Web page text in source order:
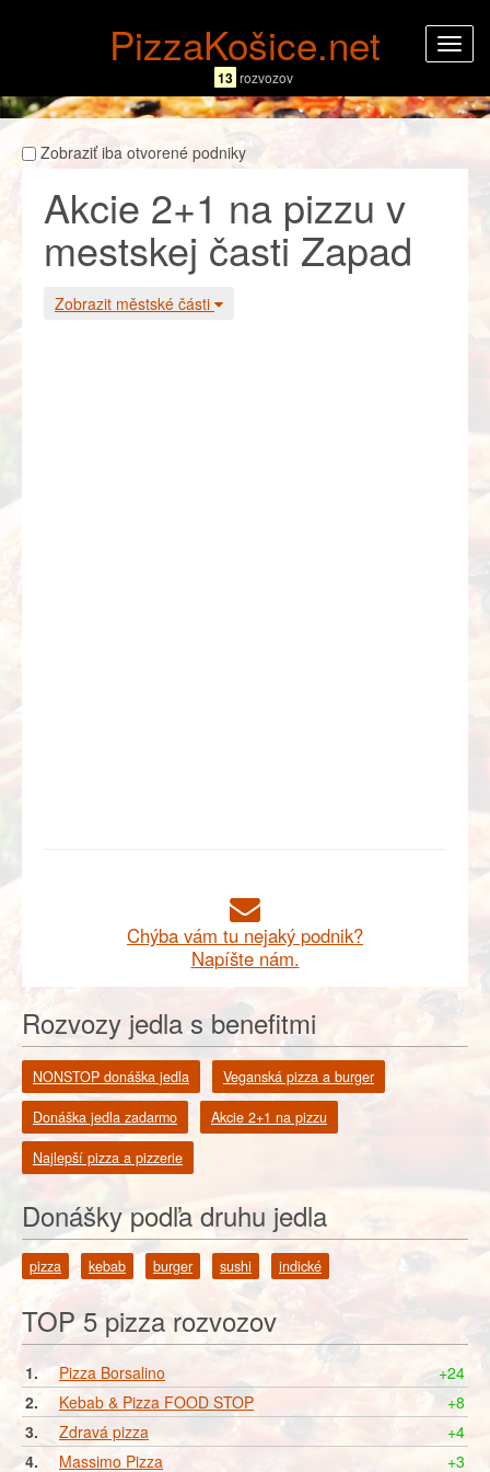
PizzaKošice.net
13 rozvozov
Zobraziť iba otvorené podniky
Akcie 2+1 na pizzu v
mestskej časti Zapad
Zobrazit městské části
Chýba vám tu nejaký podnik?
Napíšte nám.
Rozvozy jedla s benefitmi
NONSTOP donáška jedla Veganská pizza a burger
Donáška jedla zadarmo Akcie 2+1 na pizzu
Najlepší pizza a pizzerie
Donášky podľa druhu jedla
pizza kebab burger sushi indické
TOP 5 pizza rozvozov
1. Pizza Borsalino
+24
2.
Kebab & Pizza FOOD STOP
+8
3.
Zdravá pizza
+4
4.
Massimo Pizza +3